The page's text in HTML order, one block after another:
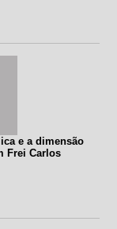
e a dimensão
Frei Carlos